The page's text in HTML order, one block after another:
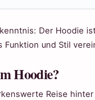
Der Hoodie
Funktion und Stil
Hoodie?
Reise